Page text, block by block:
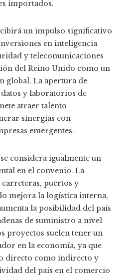
importados.
un impulso significativo
en inteligencia
y telecomunicaciones
del Reino Unido como un
global. La apertura de
y laboratorios de
atraer talento
sinergias con
emergentes.
considera igualmente un
en el convenio. La
puertos y
mejora la logística interna,
la posibilidad del país
de suministro a nivel
proyectos suelen tener un
en la economía, ya que
directo como indirecto y
del país en el comercio